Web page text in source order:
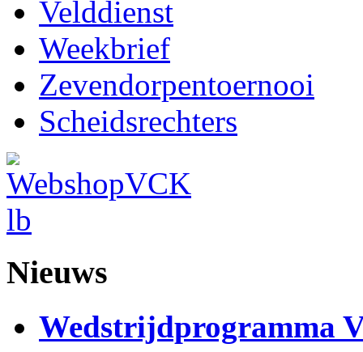
Velddienst
Weekbrief
Zevendorpentoernooi
Scheidsrechters
Nieuws
Wedstrijdprogramma